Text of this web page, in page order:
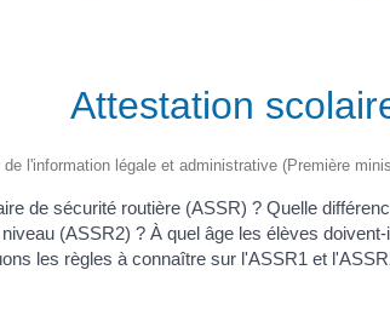
Attestation
l'information légale et administrative (Première
de sécurité routière (ASSR) ? Quelle
(ASSR2) ? À quel âge les élèves
les règles à connaître sur l'ASSR1 et